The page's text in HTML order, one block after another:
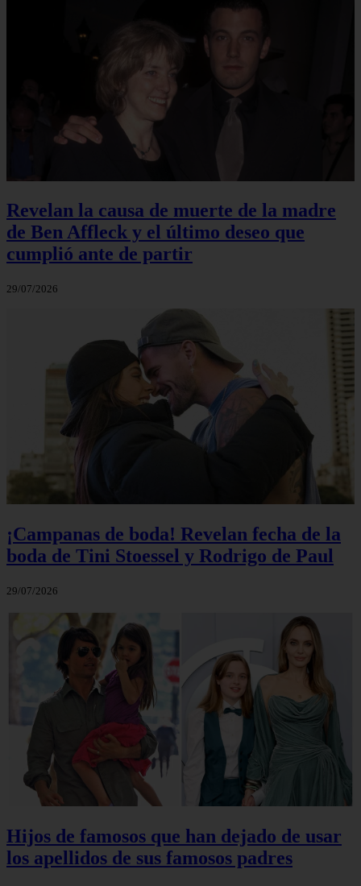
Revelan la causa de muerte de la madre
de Ben Affleck y el último deseo que
cumplió ante de partir
29/07/2026
¡Campanas de boda! Revelan fecha de la
boda de Tini Stoessel y Rodrigo de Paul
29/07/2026
Hijos de famosos que han dejado de usar
los apellidos de sus famosos padres